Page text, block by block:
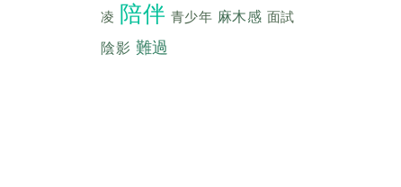
凌 陪伴 青少年 麻木感 面試
陰影 難過